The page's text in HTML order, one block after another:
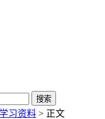
学习资料 > 正文